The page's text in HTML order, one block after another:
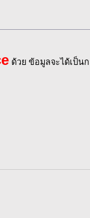
ด้วย ข้อมูลจะได้เป็น